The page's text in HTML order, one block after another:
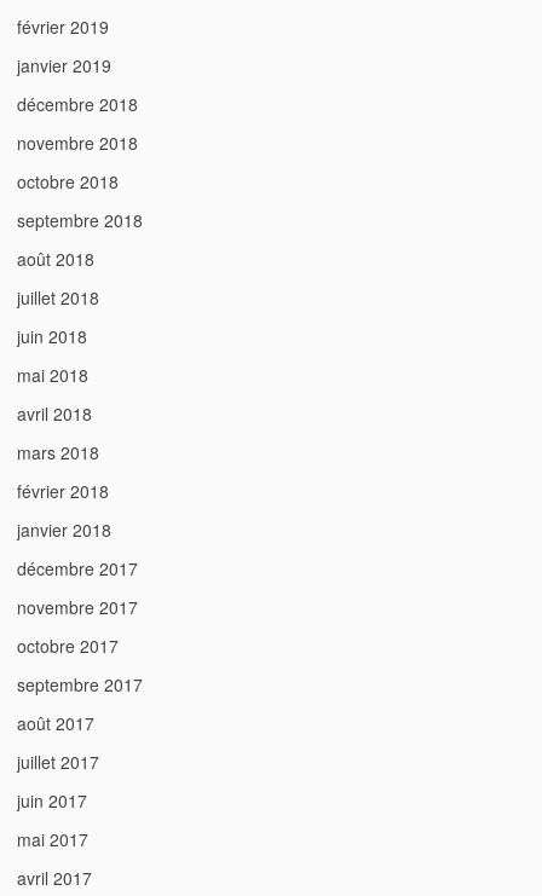
février 2019
janvier 2019
décembre 2018
novembre 2018
octobre 2018
septembre 2018
août 2018
juillet 2018
juin 2018
mai 2018
avril 2018
mars 2018
février 2018
janvier 2018
décembre 2017
novembre 2017
octobre 2017
septembre 2017
août 2017
juillet 2017
juin 2017
mai 2017
avril 2017